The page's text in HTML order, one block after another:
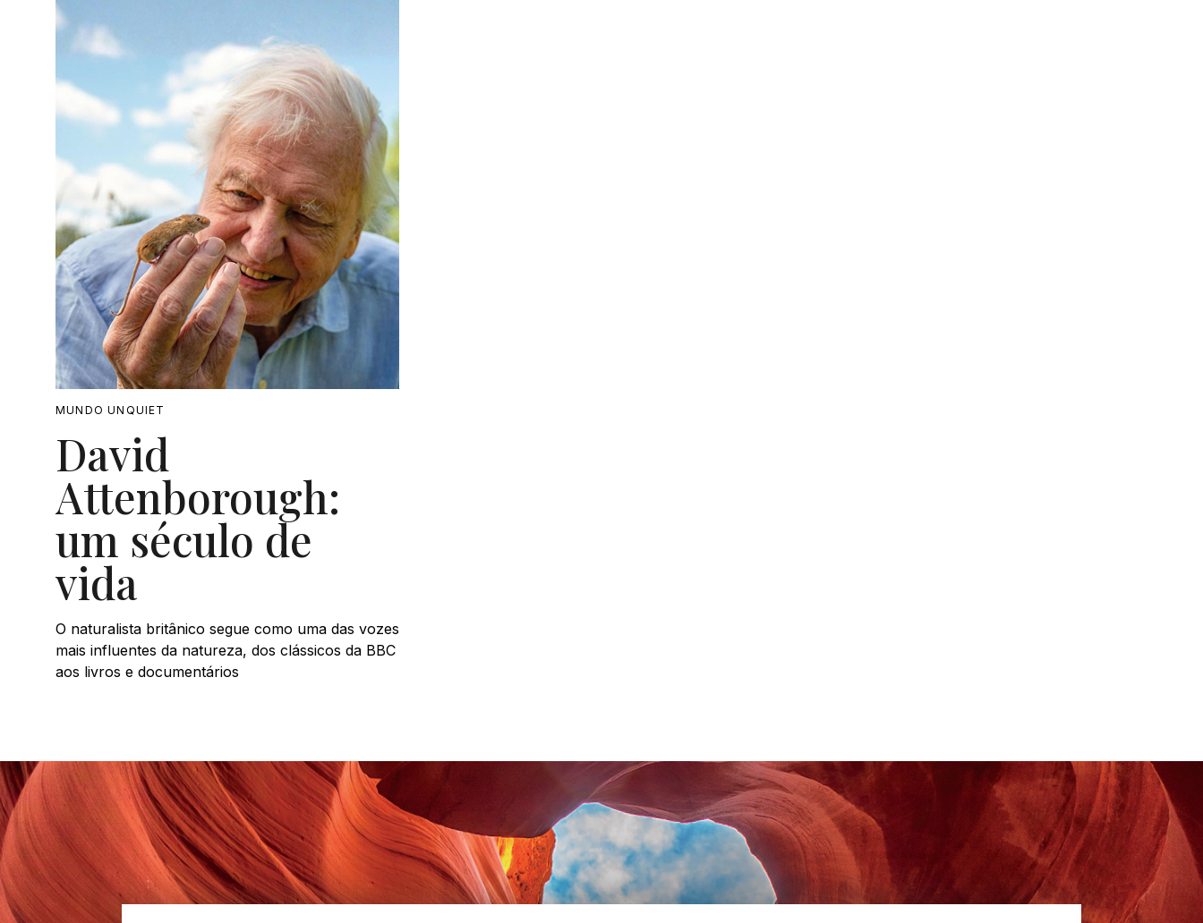
MUNDO UNQUIET
David
Attenborough:
um século de
vida
O naturalista britânico segue como uma das vozes
mais influentes da natureza, dos clássicos da BBC
aos livros e documentários